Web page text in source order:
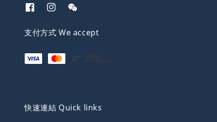
支付方式 We accept
快速連結 Quick links